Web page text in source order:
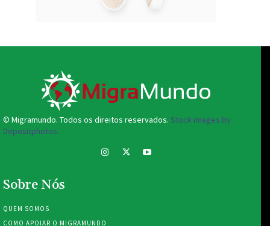
© Migramundo. Todos os direitos reservados. Stock images by
Depositphotos.
Sobre Nós
QUEM SOMOS
COMO APOIAR O MIGRAMUNDO